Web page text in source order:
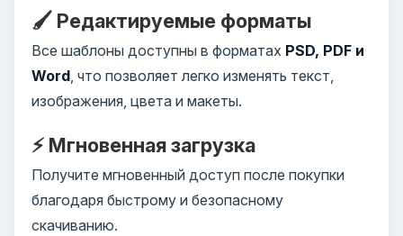
🖌️ Редактируемые форматы
Все шаблоны доступны в форматах PSD, PDF и
Word , что позволяет легко изменять текст,
изображения, цвета и макеты.
⚡ Мгновенная загрузка
Получите мгновенный доступ после покупки
благодаря быстрому и безопасному
скачиванию.